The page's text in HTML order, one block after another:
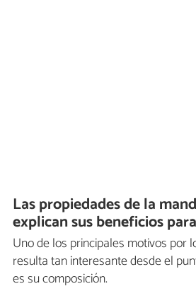
Las propiedades de la
explican sus beneficios
Uno de los principales motivos por
resulta tan interesante desde el
es su composición.